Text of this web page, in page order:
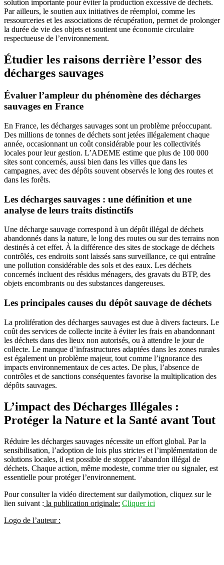
solution importante pour éviter la production excessive de déchets.
Par ailleurs, le soutien aux initiatives de réemploi, comme les
ressourceries et les associations de récupération, permet de prolonger
la durée de vie des objets et soutient une économie circulaire
respectueuse de l’environnement.
Étudier les raisons derrière l’essor des
décharges sauvages
Évaluer l’ampleur du phénomène des décharges
sauvages en France
En France, les décharges sauvages sont un problème préoccupant.
Des millions de tonnes de déchets sont jetées illégalement chaque
année, occasionnant un coût considérable pour les collectivités
locales pour leur gestion. L’ADEME estime que plus de 100 000
sites sont concernés, aussi bien dans les villes que dans les
campagnes, avec des dépôts souvent observés le long des routes et
dans les forêts.
Les décharges sauvages : une définition et une
analyse de leurs traits distinctifs
Une décharge sauvage correspond à un dépôt illégal de déchets
abandonnés dans la nature, le long des routes ou sur des terrains non
destinés à cet effet. À la différence des sites de stockage de déchets
contrôlés, ces endroits sont laissés sans surveillance, ce qui entraîne
une pollution considérable des sols et des eaux. Les déchets
concernés incluent des résidus ménagers, des gravats du BTP, des
objets encombrants ou des substances dangereuses.
Les principales causes du dépôt sauvage de déchets
La prolifération des décharges sauvages est due à divers facteurs. Le
coût des services de collecte incite à éviter les frais en abandonnant
les déchets dans des lieux non autorisés, ou à attendre le jour de
collecte. Le manque d’infrastructures adaptées dans les zones rurales
est également un problème majeur, tout comme l’ignorance des
impacts environnementaux de ces actes. De plus, l’absence de
contrôles et de sanctions conséquentes favorise la multiplication des
dépôts sauvages.
L’impact des Décharges Illégales :
Protéger la Nature et la Santé avant Tout
Réduire les décharges sauvages nécessite un effort global. Par la
sensibilisation, l’adoption de lois plus strictes et l’implémentation de
solutions locales, il est possible de stopper l’abandon illégal de
déchets. Chaque action, même modeste, comme trier ou signaler, est
essentielle pour protéger l’environnement.
Pour consulter la vidéo directement sur dailymotion, cliquez sur le
lien suivant : la publication originale: Cliquer ici
Logo de l’auteur :